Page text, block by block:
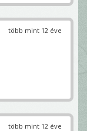
több mint 12 éve
több mint 12 éve